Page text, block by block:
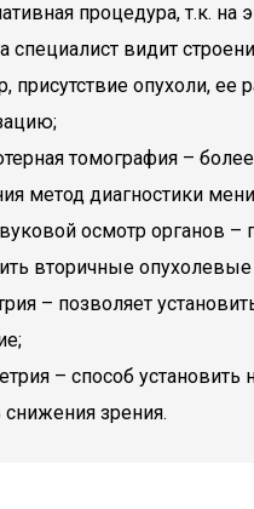
процедура, т.к. на
специалист видит
присутствие опухоли,
томография –
метод диагностики
осмотр органов –
вторичные опухолевые
– позволяет
– способ установить
снижения зрения.